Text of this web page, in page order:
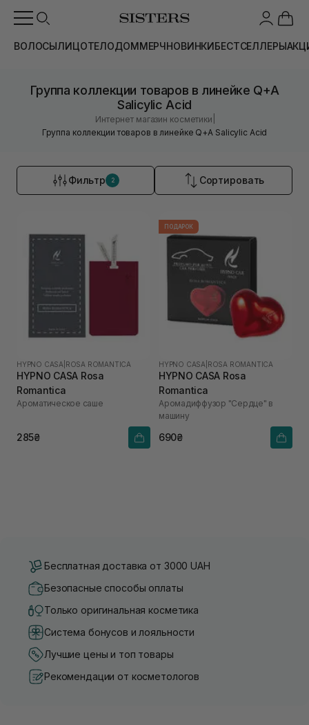
ВОЛОСЫЛИЦОТЕЛОДОММЕРЧНОВИНКИБЕСТСЕЛЛЕРЫ
Группа коллекции товаров в линейке Q+A
Salicylic Acid
Интернет магазин косметики
Группа коллекции товаров в линейке Q+A Salicylic Acid
Фильтр 2 Сортировать
HYPNO CASA ROSA ROMANTICA
HYPNO CASA Rosa
Romantica
Ароматическое саше
285₴
ПОДАРОК
HYPNO CASA ROSA ROMANTICA
HYPNO CASA Rosa
Romantica
Аромадиффузор "Сердце" в
машину
690₴
Бесплатная доставка от 3000 UAH
Безопасные способы оплаты
Только оригинальная косметика
Система бонусов и лояльности
Лучшие цены и топ товары
Рекомендации от косметологов